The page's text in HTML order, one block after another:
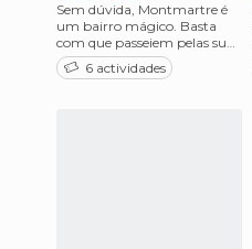
Sem dúvida, Montmartre é
um bairro mágico. Basta
com que passeiem pelas suas
ruas para sentir o ambiente
boémio; o espírito dos pi
6 actividades